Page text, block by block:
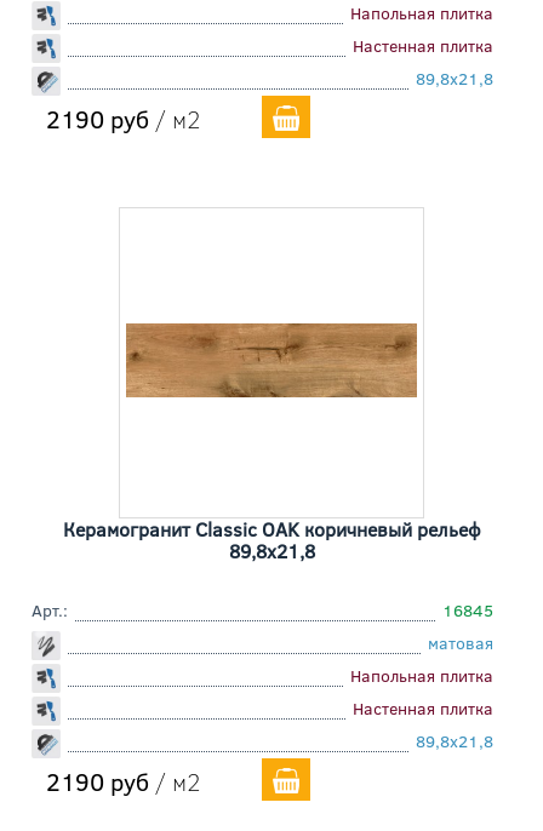
Напольная плитка
Настенная плитка
89,8x21,8
2190 руб / м2
Керамогранит Classic OAK коричневый рельеф
89,8x21,8
Арт.:
16845
матовая
Напольная плитка
Настенная плитка
89,8x21,8
2190 руб / м2